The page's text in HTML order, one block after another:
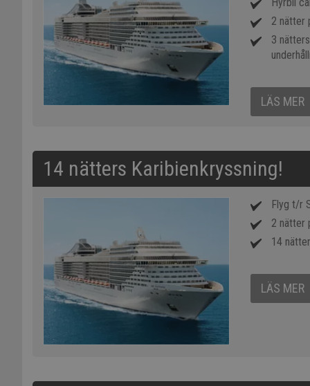
2 nätter
3
LÄS MER
14 nätters Karibienkryssning!
Flyg t/r
2 nätter
14
LÄS MER